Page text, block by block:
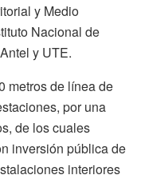
y Medio
Nacional de
y UTE.
metros de línea de
por una
de los cuales
inversión pública de
interiores